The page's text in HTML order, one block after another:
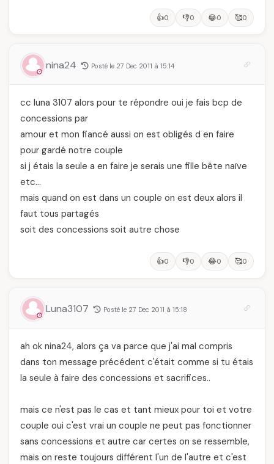
👍0 👎0 😂0 🥰0
nina24 Posté le 27 Dec 2011 à 15:14
cc luna 3107 alors pour te répondre oui je fais bcp de
concessions par
amour et mon fiancé aussi on est obligés d en faire
pour gardé notre couple
si j étais la seule a en faire je serais une fille bête naïve
etc…
mais quand on est dans un couple on est deux alors il
faut tous partagés
soit des concessions soit autre chose
👍0 👎0 😂0 🥰0
Luna3107 Posté le 27 Dec 2011 à 15:18
ah ok nina24, alors ça va parce que j'ai mal compris
dans ton message précédent c'était comme si tu étais
la seule à faire des concessions et sacrifices..
mais ce n'est pas le cas et tant mieux pour toi et votre
couple oui c'est vrai un couple ne peut pas fonctionner
sans concessions et autre car certes on se ressemble,
mais on reste toujours différent l'un de l'autre et c'est